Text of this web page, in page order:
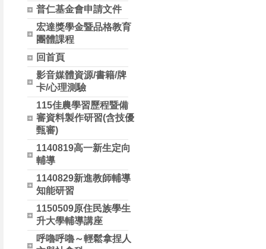
普仁基金會申請文件
宏達獎學金暨品格教育
團體課程
回首頁
影音媒體資源/書籍/牌
卡/心理測驗
115佳農學習歷程暨備
審資料製作研習(含技優
甄審)
1140819高一新生定向
輔導
1140829新進教師輔導
知能研習
1150509原住民族學生
升大學輔導講座
呼嚕呼嚕～輕鬆拿捏人